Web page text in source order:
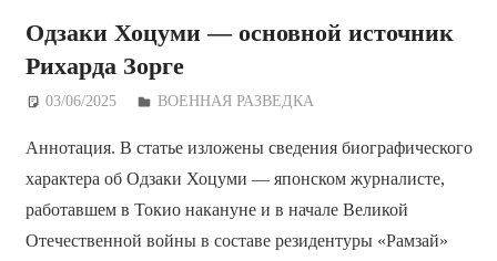
Одзаки Хоцуми — основной источник
Рихарда Зорге
03/06/2025 Дежурный по Редакции
ВОЕННАЯ РАЗВЕДКА
Аннотация. В статье изложены сведения биографического
характера об Одзаки Хоцуми — японском журналисте,
работавшем в Токио накануне и в начале Великой
Отечественной войны в составе резидентуры «Рамзай»